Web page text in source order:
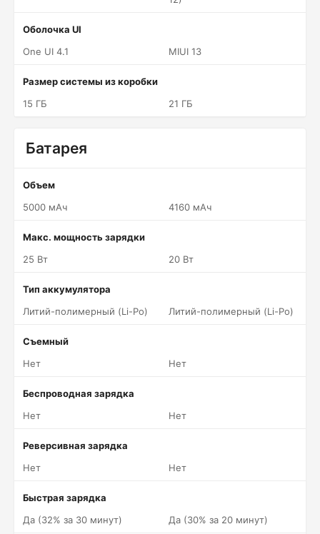
Оболочка UI
One UI 4.1
MIUI 13
Размер системы из коробки
15 ГБ
21 ГБ
Батарея
Объем
5000 мАч
4160 мАч
Макс. мощность зарядки
25 Вт
20 Вт
Тип аккумулятора
Литий-полимерный (Li-Po)
Литий-полимерный (Li-Po)
Съемный
Нет
Нет
Беспроводная зарядка
Нет
Нет
Реверсивная зарядка
Нет
Нет
Быстрая зарядка
Да (32% за 30 минут)
Да (30% за 20 минут)